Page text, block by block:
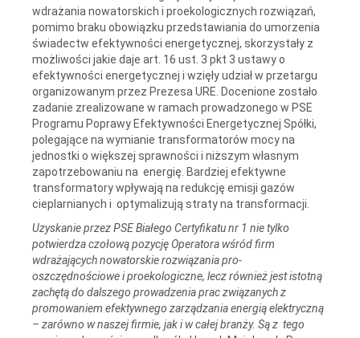
wdrażania nowatorskich i proekologicznych rozwiązań,
pomimo braku obowiązku przedstawiania do umorzenia
świadectw efektywności energetycznej, skorzystały z
możliwości jakie daje art. 16 ust. 3 pkt 3 ustawy o
efektywności energetycznej i wzięły udział w przetargu
organizowanym przez Prezesa URE. Docenione zostało
zadanie zrealizowane w ramach prowadzonego w PSE
Programu Poprawy Efektywności Energetycznej Spółki,
polegające na wymianie transformatorów mocy na
jednostki o większej sprawności i niższym własnym
zapotrzebowaniu na energię. Bardziej efektywne
transformatory wpływają na redukcję emisji gazów
cieplarnianych i optymalizują straty na transformacji.
Uzyskanie przez PSE Białego Certyfikatu nr 1 nie tylko
potwierdza czołową pozycję Operatora wśród firm
wdrażających nowatorskie rozwiązania pro-
oszczędnościowe i proekologiczne, lecz również jest istotną
zachętą do dalszego prowadzenia prac związanych z
promowaniem efektywnego zarządzania energią elektryczną
– zarówno w naszej firmie, jak i w całej branży. Są z tego